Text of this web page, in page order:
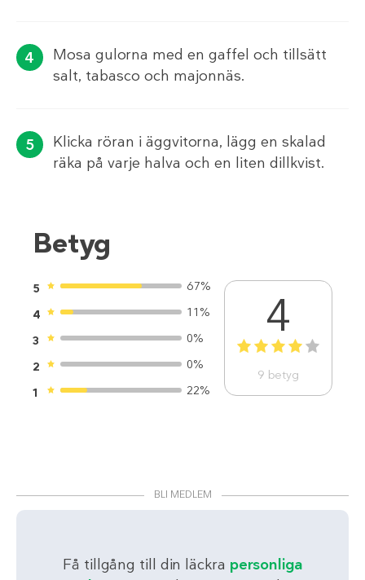
Mosa gulorna med en gaffel och tillsätt
salt, tabasco och majonnäs.
Klicka röran i äggvitorna, lägg en skalad
räka på varje halva och en liten dillkvist.
Betyg
5
67%
4
11%
3
0%
2
0%
1
22%
4
1 2 3 4 5
9 betyg
BLI MEDLEM
Få tillgång till din läckra personliga